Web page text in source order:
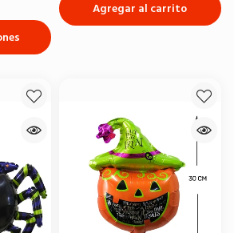
Agregar al carrito